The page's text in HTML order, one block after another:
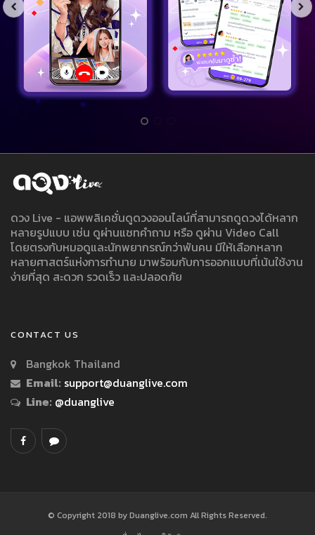
ดวง Live - แอพพลิเคชั่นดูดวงออนไลน์ที่สามารถดูดวงได้หลาก
หลายรูปแบบ เช่น ดูผ่านแชทคำถาม หรือ ดูผ่าน Video Call
โดยตรงกับหมอดูและนักพยากรณ์กว่าพันคน มีให้เลือกหลาก
หลายศาสตร์แห่งการทำนาย มาพร้อมกับการออกแบบที่เน้นใช้งาน
ง่ายที่สุด สะดวก รวดเร็ว และปลอดภัย
CONTACT US
Bangkok Thailand
Email: support@duanglive.com
Line: @duanglive
© Copyright 2018 by Duanglive.com All Rights Reserved.